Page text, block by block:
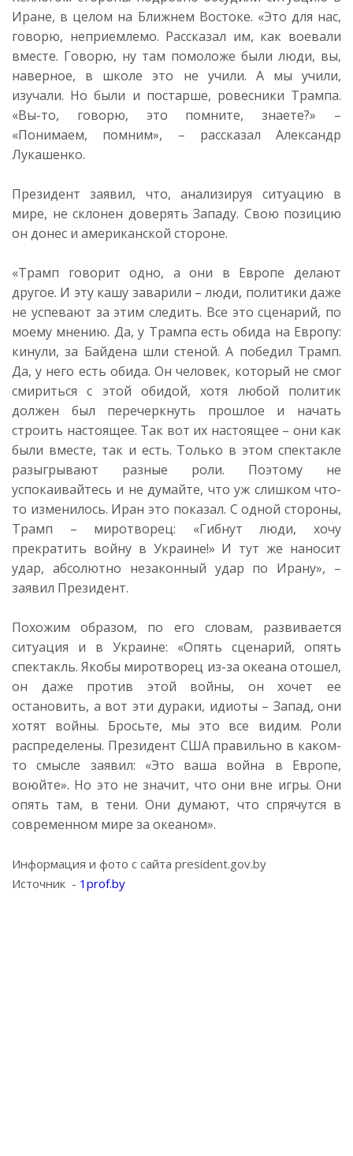
Иране, в целом на Ближнем Востоке. «Это для нас,
говорю, неприемлемо. Рассказал им, как воевали
вместе. Говорю, ну там помоложе были люди, вы,
наверное, в школе это не учили. А мы учили,
изучали. Но были и постарше, ровесники Трампа.
«Вы-то, говорю, это помните, знаете?» –
«Понимаем, помним», – рассказал Александр
Лукашенко.
Президент заявил, что, анализируя ситуацию в
мире, не склонен доверять Западу. Свою позицию
он донес и американской стороне.
«Трамп говорит одно, а они в Европе делают
другое. И эту кашу заварили – люди, политики даже
не успевают за этим следить. Все это сценарий, по
моему мнению. Да, у Трампа есть обида на Европу:
кинули, за Байдена шли стеной. А победил Трамп.
Да, у него есть обида. Он человек, который не смог
смириться с этой обидой, хотя любой политик
должен был перечеркнуть прошлое и начать
строить настоящее. Так вот их настоящее – они как
были вместе, так и есть. Только в этом спектакле
разыгрывают разные роли. Поэтому не
успокаивайтесь и не думайте, что уж слишком что-
то изменилось. Иран это показал. С одной стороны,
Трамп – миротворец: «Гибнут люди, хочу
прекратить войну в Украине!» И тут же наносит
удар, абсолютно незаконный удар по Ирану», –
заявил Президент.
Похожим образом, по его словам, развивается
ситуация и в Украине: «Опять сценарий, опять
спектакль. Якобы миротворец из-за океана отошел,
он даже против этой войны, он хочет ее
остановить, а вот эти дураки, идиоты – Запад, они
хотят войны. Бросьте, мы это все видим. Роли
распределены. Президент США правильно в каком-
то смысле заявил: «Это ваша война в Европе,
воюйте». Но это не значит, что они вне игры. Они
опять там, в тени. Они думают, что спрячутся в
современном мире за океаном».
Информация и фото с сайта president.gov.by
Источник - 1prof.by